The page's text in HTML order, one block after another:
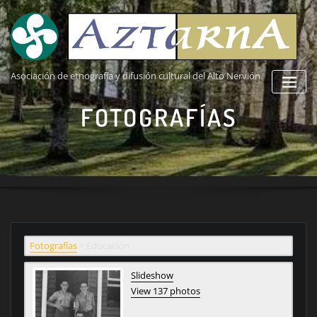
Saltar
al
contenido
Asociación de etnografía y difusión cultural del Alto Nervión
FOTOGRAFÍAS
Fotografías>
Slideshow
View 137 photos